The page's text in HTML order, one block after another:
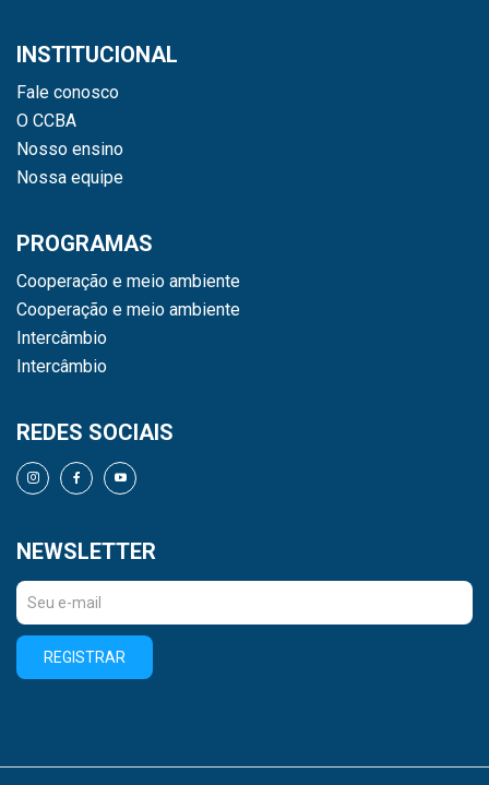
INSTITUCIONAL
Fale conosco
O CCBA
Nosso ensino
Nossa equipe
PROGRAMAS
Cooperação e meio ambiente
Cooperação e meio ambiente
Intercâmbio
Intercâmbio
REDES SOCIAIS
NEWSLETTER
REGISTRAR